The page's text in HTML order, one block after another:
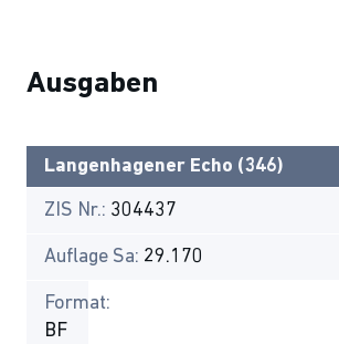
Ausgaben
Langenhagener Echo (346)
ZIS Nr.: 304437
Auflage Sa: 29.170
Format:
BF